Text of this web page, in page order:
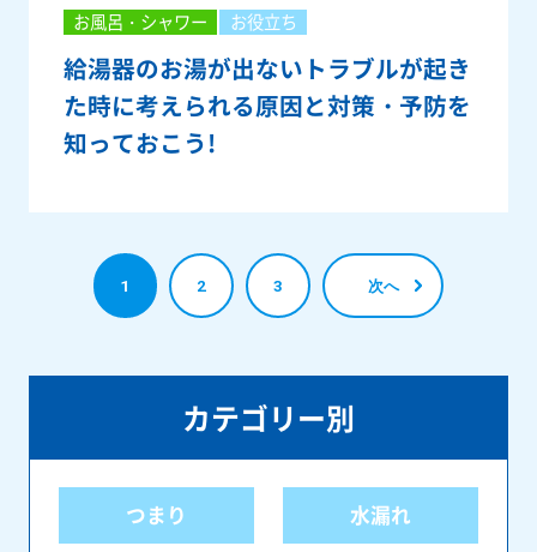
お風呂・シャワー
お役立ち
給湯器のお湯が出ないトラブルが起き
た時に考えられる原因と対策・予防を
知っておこう!
1 2 3 次へ
カテゴリー別
つまり 水漏れ